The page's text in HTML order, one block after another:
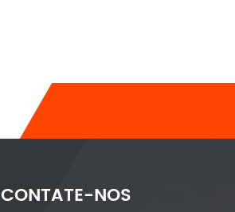
CONTATE-NOS